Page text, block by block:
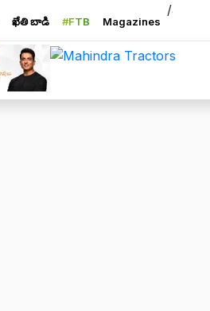
ఖేతి బాడి #FTB Magazines
/a>